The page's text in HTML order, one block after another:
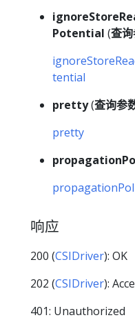
Potential (查
tential
pretty(查询参
pretty
响应
200 (CSIDriver): OK
202 (CSIDriver):
401: Unauthorized